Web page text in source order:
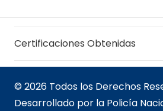
Certificaciones Obtenidas
© 2026 Todos los Derechos
Desarrollado por la Policía